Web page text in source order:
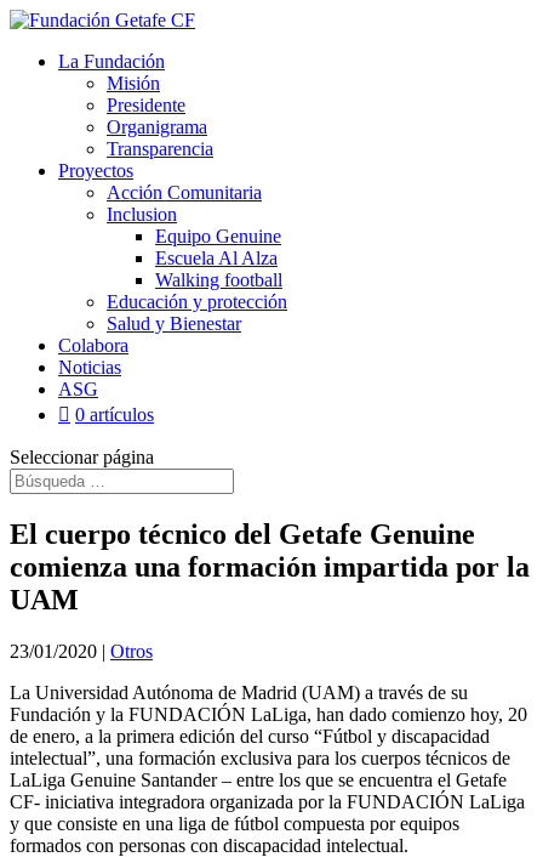
La Fundación
Misión
Presidente
Organigrama
Transparencia
Proyectos
Acción Comunitaria
Inclusion
Equipo Genuine
Escuela Al Alza
Walking football
Educación y protección
Salud y Bienestar
Colabora
Noticias
ASG
0 artículos
Seleccionar página
El cuerpo técnico del Getafe Genuine
comienza una formación impartida por la
UAM
23/01/2020 | Otros
La Universidad Autónoma de Madrid (UAM) a través de su
Fundación y la FUNDACIÓN LaLiga, han dado comienzo hoy, 20
de enero, a la primera edición del curso “Fútbol y discapacidad
intelectual”, una formación exclusiva para los cuerpos técnicos de
LaLiga Genuine Santander – entre los que se encuentra el Getafe
CF- iniciativa integradora organizada por la FUNDACIÓN LaLiga
y que consiste en una liga de fútbol compuesta por equipos
formados con personas con discapacidad intelectual.